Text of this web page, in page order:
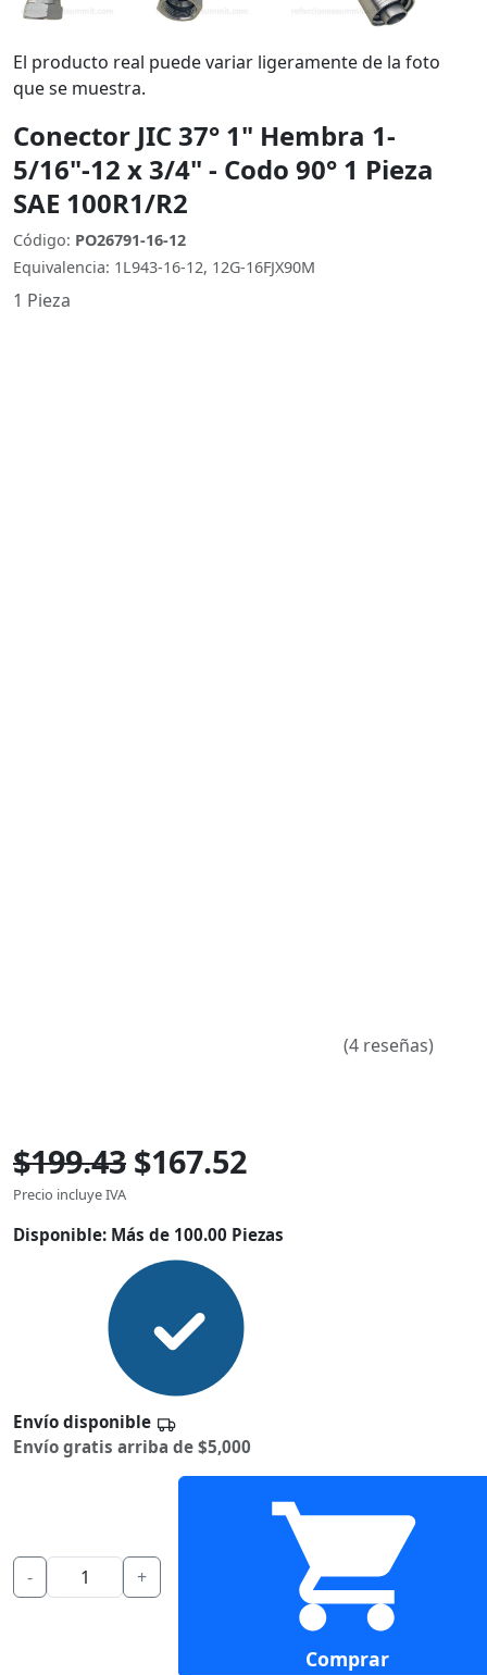
El producto real puede variar ligeramente de la foto
que se muestra.
Conector JIC 37° 1" Hembra 1-
5/16"-12 x 3/4" - Codo 90° 1 Pieza
SAE 100R1/R2
Código: PO26791-16-12
Equivalencia: 1L943-16-12, 12G-16FJX90M
1 Pieza
(4 reseñas)
$199.43 $167.52
Precio incluye IVA
Disponible: Más de 100.00 Piezas
Envío disponible
Envío gratis arriba de $5,000
- +
Comprar